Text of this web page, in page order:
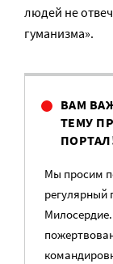
людей не
гуманизма».
ВАМ
ТЕМУ
Мы просим
регулярный